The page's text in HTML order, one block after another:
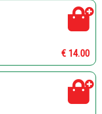
€ 14.00